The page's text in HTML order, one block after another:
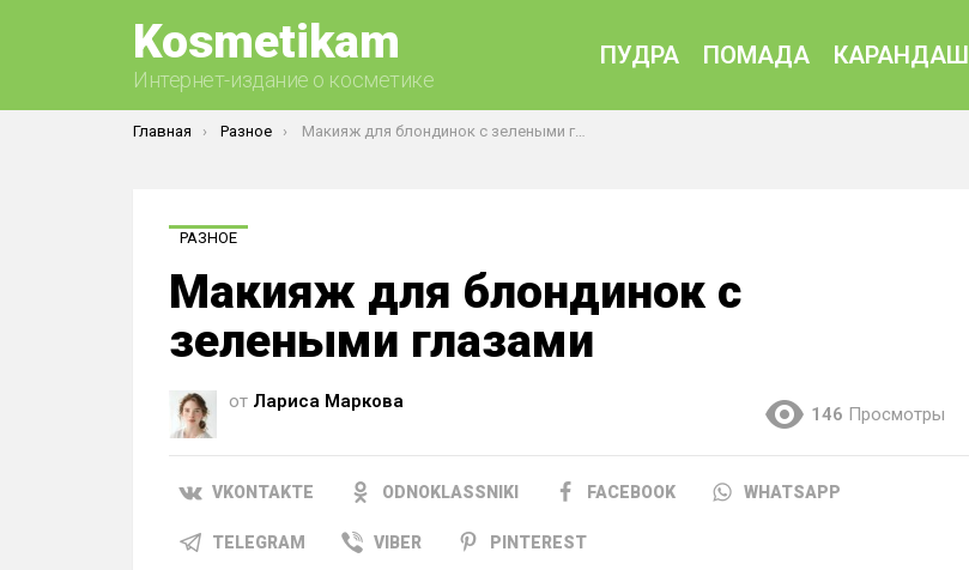
Kosmetikam
Интернет-издание о косметике
ПУДРА ПОМАДА КАРАНДАШ
Вы здесь:
Главная Разное Макияж для блондинок с зелеными глазами
РАЗНОЕ
Макияж для блондинок с
зелеными глазами
от Лариса Маркова
146 Просмотры
VKONTAKTE ODNOKLASSNIKI FACEBOOK WHATSAPP
TELEGRAM VIBER PINTEREST